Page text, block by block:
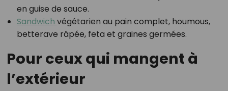
en guise de sauce.
Sandwich végétarien au pain complet, houmous,
betterave râpée, feta et graines germées.
Pour ceux qui mangent à
l’extérieur